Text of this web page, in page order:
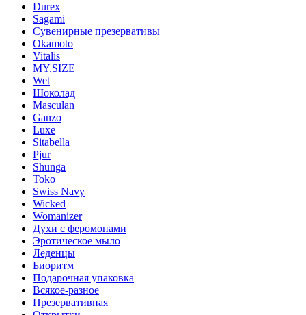
Durex
Sagami
Сувенирные презервативы
Okamoto
Vitalis
MY.SIZE
Wet
Шоколад
Masculan
Ganzo
Luxe
Sitabella
Pjur
Shunga
Toko
Swiss Navy
Wicked
Womanizer
Духи с феромонами
Эротическое мыло
Леденцы
Биоритм
Подарочная упаковка
Всякое-разное
Презервативная